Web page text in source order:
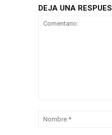
DEJA UNA